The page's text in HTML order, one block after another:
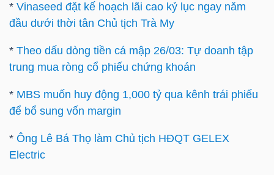
* Vinaseed đặt kế hoạch lãi cao kỷ lục ngay năm
đầu dưới thời tân Chủ tịch Trà My
* Theo dấu dòng tiền cá mập 26/03: Tự doanh tập
trung mua ròng cổ phiếu chứng khoán
* MBS muốn huy động 1,000 tỷ qua kênh trái phiếu
để bổ sung vốn margin
* Ông Lê Bá Thọ làm Chủ tịch HĐQT GELEX
Electric
Tin
tức
(-)
Bài
viết
tác
giả